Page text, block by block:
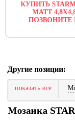
КУПИТЬ
MATT
ПОЗВОНИТЕ
Другие позиции:
показать все
Мозаика